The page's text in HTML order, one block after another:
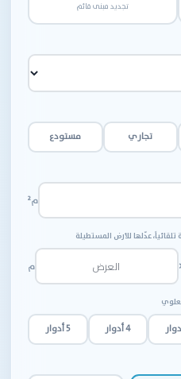
تجديد مبنى قائم
تجاري مستودع
م²
عدّلها للأرض المستطيلة
م
4 أدوار 5 أدوار